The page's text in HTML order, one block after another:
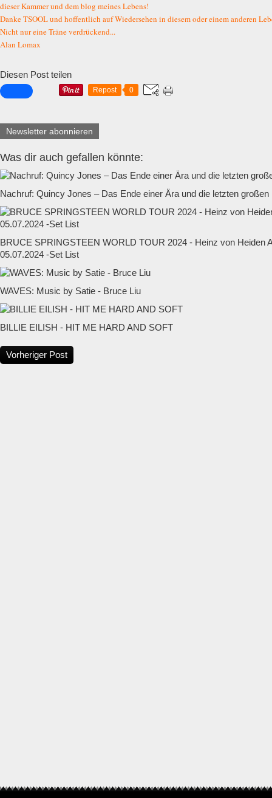
dieser Kammer und dem blog meines Lebens!
Danke TSOOL und hoffentlich auf Wiedersehen in diesem oder einem anderen
Nicht nur eine Träne verdrückend...
Alan Lomax
Diesen Post teilen
Repost 0
Newsletter abonnieren
Was dir auch gefallen könnte:
Nachruf: Quincy Jones – Das Ende einer Ära und die letzten großen
BRUCE SPRINGSTEEN WORLD TOUR 2024 - Heinz von Heiden
05.07.2024 -Set List
WAVES: Music by Satie - Bruce Liu
BILLIE EILISH - HIT ME HARD AND SOFT
Vorheriger Post